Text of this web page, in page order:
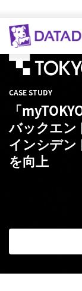
CASE STUDY
「
バックエン
インシデン
を向上